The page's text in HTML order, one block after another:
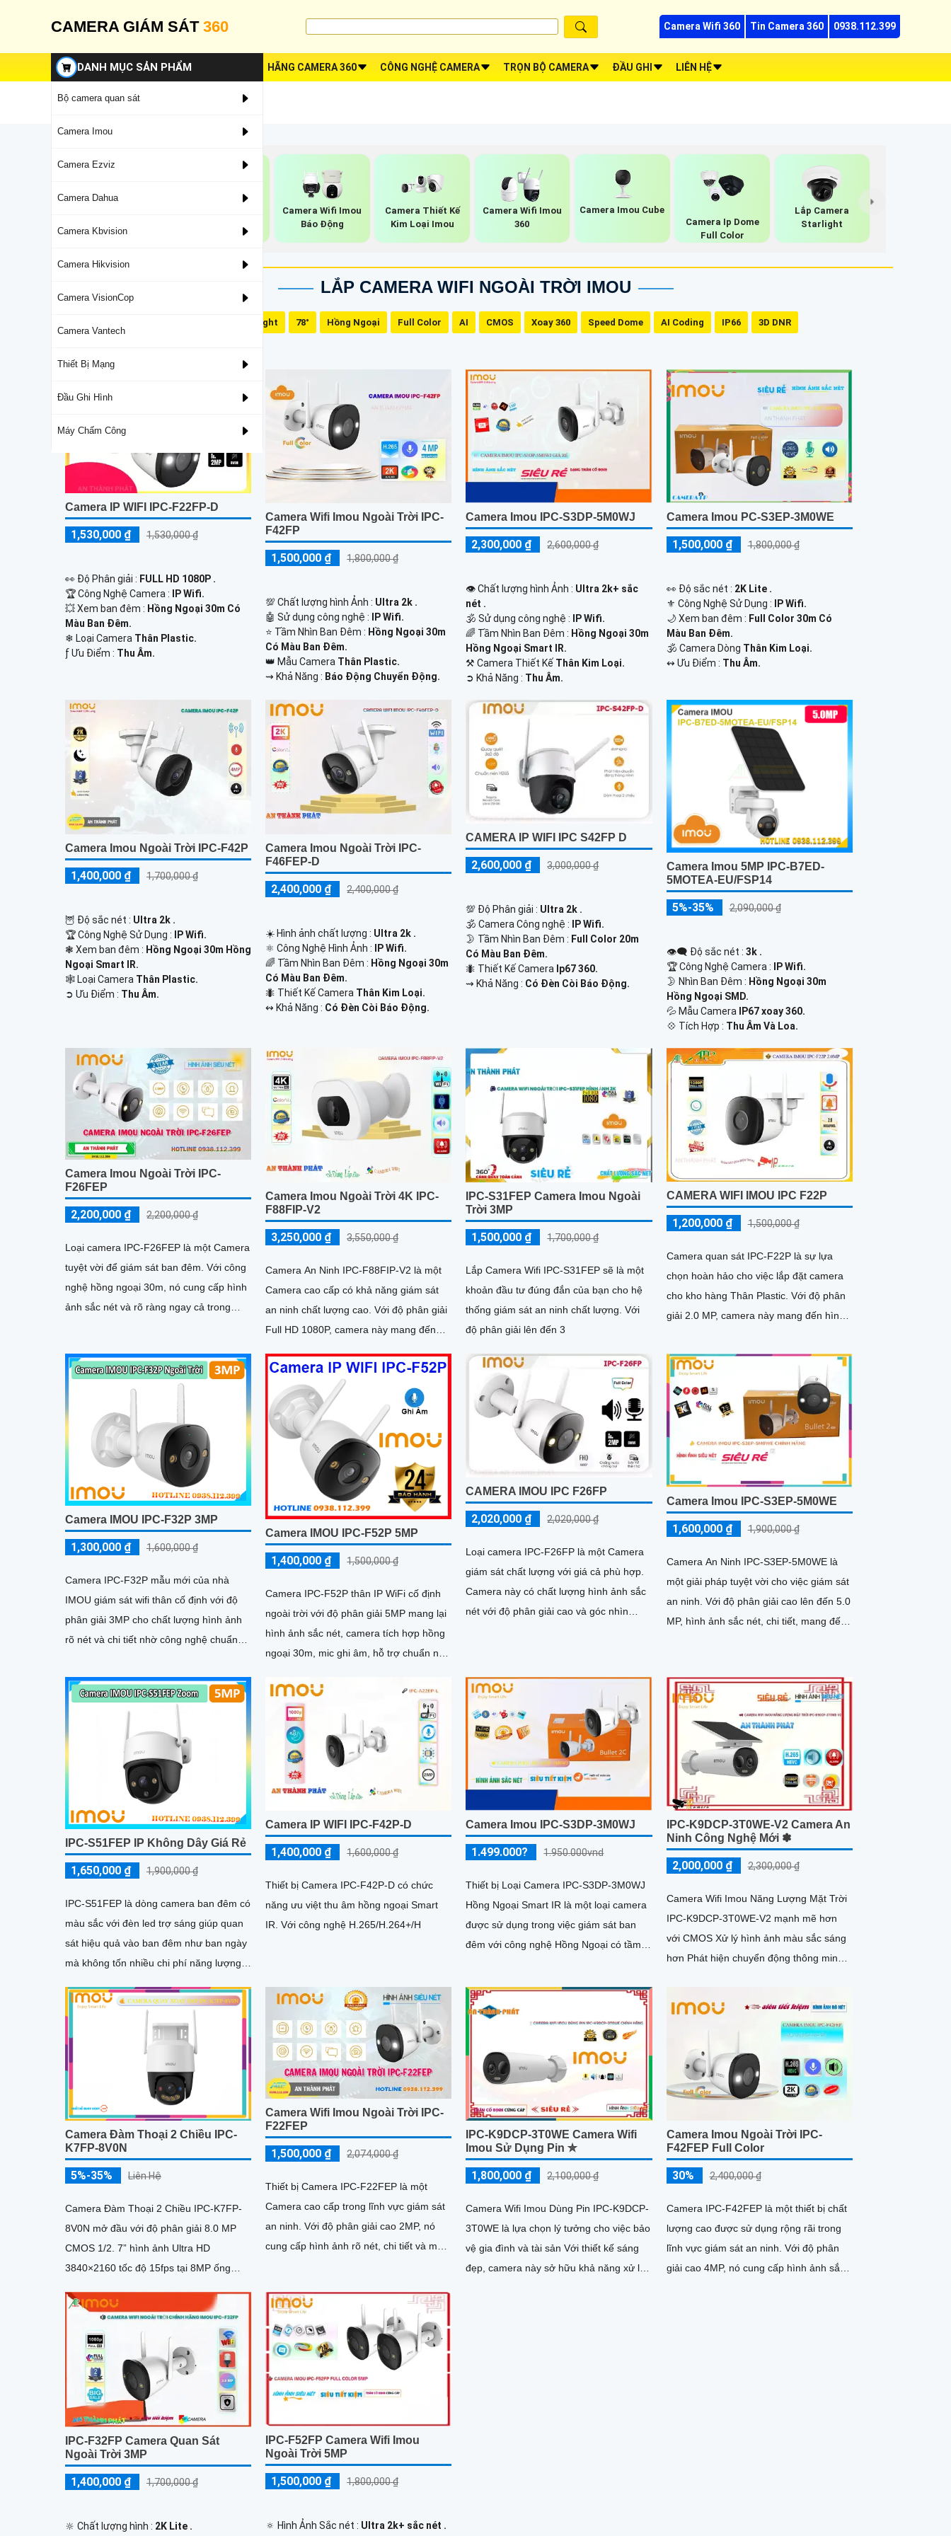
CAMERA GIÁM SÁT 360 Camera Wifi 360 Tin Camera 360 0938.112.399
DANH MỤC SẢN PHẨM
Bộ camera quan sát
Camera Imou
Camera Ezviz
Camera Dahua
Camera Kbvision
Camera Hikvision
Camera VisionCop
Camera Vantech
Thiết Bị Mạng
Đầu Ghi Hình
Máy Chấm Công
HÃNG CAMERA 360 CÔNG NGHỆ CAMERA TRỌN BỘ CAMERA ĐẦU GHI LIÊN HỆ
Camera Wifi Imou
Báo Động
Camera Thiết Kế
Kim Loại Imou
Camera Wifi Imou
360
Camera Imou Cube
Camera Ip Dome
Full Color
Lắp Camera
Starlight
LẮP CAMERA WIFI NGOÀI TRỜI IMOU
Dual Light 78° Hồng Ngoại Full Color AI CMOS Xoay 360 Speed Dome AI Coding IP66 3D DNR
Camera IP WIFI IPC-F22FP-D
1,530,000 ₫ 1,530,000 ₫
️👀 Độ Phân giải : FULL HD 1080P .
🏆 Công Nghệ Camera :
IP Wifi.
💥 Xem ban đêm : Hồng Ngoại 30m Có
Màu Ban Đêm.
❄ Loại Camera Thân Plastic.
️ƒ Ưu Điểm : Thu Âm.
Camera Wifi Imou Ngoài Trời IPC-
F42FP
1,500,000 ₫ 1,800,000 ₫
💯 Chất lượng hình Ảnh : Ultra 2k .
🤖️ Sử dụng công nghệ :
IP Wifi.
⭐ Tầm Nhìn Ban Đêm : Hồng Ngoại 30m
Có Màu Ban Đêm.
👑 Mẫu Camera Thân Plastic.
️⇝ Khả Năng : Báo Động Chuyển Động.
Camera Imou IPC-S3DP-5M0WJ
2,300,000 ₫ 2,600,000 ₫
👁 Chất lượng hình Ảnh : Ultra 2k+ sắc
nét .
🕉️ Sử dụng công nghệ :
IP Wifi.
🌈 Tầm Nhìn Ban Đêm : Hồng Ngoại 30m
Hồng Ngoại Smart IR.
⚒ Camera Thiết Kế Thân Kim Loại.
️➲ Khả Năng : Thu Âm.
Camera Imou PC-S3EP-3M0WE
1,500,000 ₫ 1,800,000 ₫
️👀 Độ sắc nét : 2K Lite .
⚜️ Công Nghệ Sử Dụng :
IP Wifi.
🌙 Xem ban đêm : Full Color 30m Có
Màu Ban Đêm.
🕉️ Camera Dòng Thân Kim Loại.
️↭ Ưu Điểm : Thu Âm.
Camera Imou Ngoài Trời IPC-F42P
1,400,000 ₫ 1,700,000 ₫
🦉 Độ sắc nét : Ultra 2k .
🏆 Công Nghệ Sử Dụng :
IP Wifi.
❃ Xem ban đêm : Hồng Ngoại 30m Hồng
Ngoại Smart IR.
🕸️ Loại Camera Thân Plastic.
️➲ Ưu Điểm : Thu Âm.
Camera Imou Ngoài Trời IPC-
F46FEP-D
2,400,000 ₫ 2,400,000 ₫
☀️ Hình ảnh chất lượng : Ultra 2k .
⚛️ Công Nghệ Hình Ảnh :
IP Wifi.
🌈 Tầm Nhìn Ban Đêm : Hồng Ngoại 30m
Có Màu Ban Đêm.
🐜 Thiết Kế Camera Thân Kim Loại.
️↭ Khả Năng : Có Đèn Còi Báo Động.
CAMERA IP WIFI IPC S42FP D
2,600,000 ₫ 3,000,000 ₫
💯 Độ Phân giải : Ultra 2k .
🕉️ Camera Công nghệ :
IP Wifi.
🌛 Tầm Nhìn Ban Đêm : Full Color 20m
Có Màu Ban Đêm.
🐜 Thiết Kế Camera Ip67 360.
️⇝ Khả Năng : Có Đèn Còi Báo Động.
Camera Imou 5MP IPC-B7ED-
5MOTEA-EU/FSP14
5%-35% 2,090,000 ₫
👁️‍🗨 Độ sắc nét : 3k .
🏆 Công Nghệ Camera :
IP Wifi.
🌛 Nhìn Ban Đêm : Hồng Ngoại 30m
Hồng Ngoại SMD.
💦 Mẫu Camera
IP67 xoay 360.
️💠 Tích Hợp : Thu Âm Và Loa.
Camera Imou Ngoài Trời IPC-
F26FEP
2,200,000 ₫ 2,200,000 ₫
Loại camera IPC-F26FEP là một Camera
tuyệt vời để giám sát ban đêm. Với công
nghệ hồng ngoại 30m, nó cung cấp hình
ảnh sắc nét và rõ ràng ngay cả trong
Camera Imou Ngoài Trời 4K IPC-
F88FIP-V2
3,250,000 ₫ 3,550,000 ₫
Camera An Ninh IPC-F88FIP-V2 là một
Camera cao cấp có khả năng giám sát
an ninh chất lượng cao. Với độ phân giải
Full HD 1080P, camera này mang đến
IPC-S31FEP Camera Imou Ngoài
Trời 3MP
1,500,000 ₫ 1,700,000 ₫
Lắp Camera Wifi IPC-S31FEP sẽ là một
khoản đầu tư đúng đắn của bạn cho hệ
thống giám sát an ninh chất lượng. Với
độ phân giải lên đến 3
CAMERA WIFI IMOU IPC F22P
1,200,000 ₫ 1,500,000 ₫
Camera quan sát IPC-F22P là sự lựa
chọn hoàn hảo cho việc lắp đặt camera
cho kho hàng Thân Plastic. Với độ phân
giải 2.0 MP, camera này mang đến hình
Camera IMOU IPC-F32P 3MP
1,300,000 ₫ 1,600,000 ₫
Camera IPC-F32P mẫu mới của nhà
IMOU giám sát wifi thân cố định với độ
phân giải 3MP cho chất lượng hình ảnh
rõ nét và chi tiết nhờ công nghệ chuẩn
Camera IMOU IPC-F52P 5MP
1,400,000 ₫ 1,500,000 ₫
Camera IPC-F52P thân IP WiFi cố định
ngoài trời với độ phân giải 5MP mang lại
hình ảnh sắc nét, camera tích hợp hồng
ngoại 30m, mic ghi âm, hỗ trợ chuẩn nén
CAMERA IMOU IPC F26FP
2,020,000 ₫ 2,020,000 ₫
Loại camera IPC-F26FP là một Camera
giám sát chất lượng với giá cả phù hợp.
Camera này có chất lượng hình ảnh sắc
nét với độ phân giải cao và góc nhìn
Camera Imou IPC-S3EP-5M0WE
1,600,000 ₫ 1,900,000 ₫
Camera An Ninh IPC-S3EP-5M0WE là
một giải pháp tuyệt vời cho việc giám sát
an ninh. Với độ phân giải cao lên đến 5.0
MP, hình ảnh sắc nét, chi tiết, mang đến
IPC-S51FEP IP Không Dây Giá Rẻ
1,650,000 ₫ 1,900,000 ₫
IPC-S51FEP là dòng camera ban đêm có
màu sắc với đèn led trợ sáng giúp quan
sát hiệu quả vào ban đêm như ban ngày
mà không tốn nhiều chi phí năng lượng.
Camera IP WIFI IPC-F42P-D
1,400,000 ₫ 1,600,000 ₫
Thiết bị Camera IPC-F42P-D có chức
năng ưu việt thu âm hồng ngoại Smart
IR. Với công nghệ H.265/H.264+/H
Camera Imou IPC-S3DP-3M0WJ
1.499.000? 1.950.000vnd
Thiết bị Loại Camera IPC-S3DP-3M0WJ
Hồng Ngoại Smart IR là một loại camera
được sử dụng trong việc giám sát ban
đêm với công nghệ Hồng Ngoại có tầm
IPC-K9DCP-3T0WE-V2 Camera An
Ninh Công Nghệ Mới ✽
2,000,000 ₫ 2,300,000 ₫
Camera Wifi Imou Năng Lượng Mặt Trời
IPC-K9DCP-3T0WE-V2 mạnh mẽ hơn
với CMOS Xử lý hình ảnh màu sắc sáng
hơn Phát hiện chuyển động thông minh,
Camera Đàm Thoại 2 Chiều IPC-
K7FP-8V0N
5%-35% Liên Hệ
Camera Đàm Thoại 2 Chiều IPC-K7FP-
8V0N mở đầu với độ phân giải 8.0 MP
CMOS 1/2. 7” hình ảnh Ultra HD
3840×2160 tốc độ 15fps tại 8MP ống
ngang...
Camera Wifi Imou Ngoài Trời IPC-
F22FEP
1,500,000 ₫ 2,074,000 ₫
Thiết bị Camera IPC-F22FEP là một
Camera cao cấp trong lĩnh vực giám sát
an ninh. Với độ phân giải cao 2MP, nó
cung cấp hình ảnh rõ nét, chi tiết và màu
IPC-K9DCP-3T0WE Camera Wifi
Imou Sử Dụng Pin ✮
1,800,000 ₫ 2,100,000 ₫
Camera Wifi Imou Dùng Pin IPC-K9DCP-
3T0WE là lựa chọn lý tưởng cho việc bảo
vệ gia đình và tài sản Với thiết kế sáng
đẹp, camera này sở hữu khả năng xử lý
Camera Imou Ngoài Trời IPC-
F42FEP Full Color
30% 2,400,000 ₫
Camera IPC-F42FEP là một thiết bị chất
lượng cao được sử dụng rộng rãi trong
lĩnh vực giám sát an ninh. Với độ phân
giải cao 4MP, nó cung cấp hình ảnh sắc
IPC-F32FP Camera Quan Sát
Ngoài Trời 3MP
1,400,000 ₫ 1,700,000 ₫
🔆 Chất lượng hình : 2K Lite .
IPC-F52FP Camera Wifi Imou
Ngoài Trời 5MP
1,500,000 ₫ 1,800,000 ₫
🔅 Hình Ảnh Sắc nét : Ultra 2k+ sắc nét .